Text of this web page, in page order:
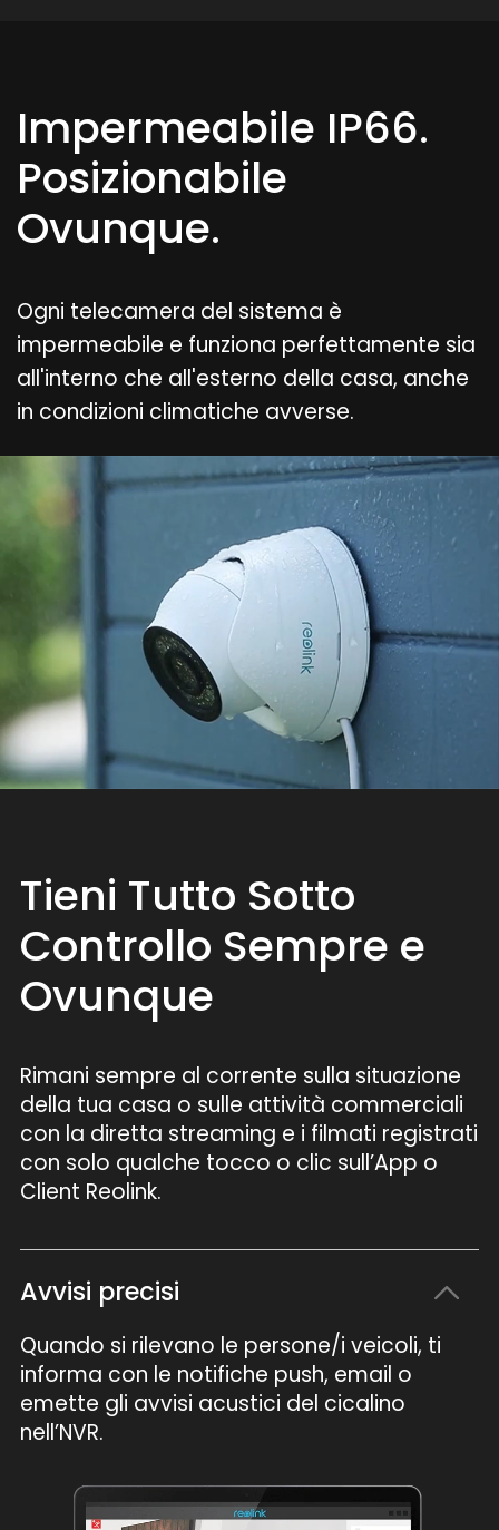
Impermeabile IP66.
Posizionabile
Ovunque.
Ogni telecamera del sistema è
impermeabile e funziona perfettamente sia
all'interno che all'esterno della casa, anche
in condizioni climatiche avverse.
Tieni Tutto Sotto
Controllo Sempre e
Ovunque
Rimani sempre al corrente sulla situazione
della tua casa o sulle attività commerciali
con la diretta streaming e i filmati registrati
con solo qualche tocco o clic sull’App o
Client Reolink.
Avvisi precisi
Quando si rilevano le persone/i veicoli, ti
informa con le notifiche push, email o
emette gli avvisi acustici del cicalino
nell’NVR.